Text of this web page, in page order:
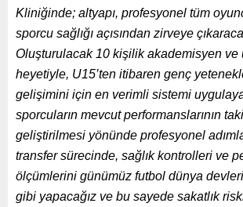
Kliniğinde; altyapı, profesyonel tüm
sporcu sağlığı açısından zirveye
Oluşturulacak 10 kişilik akademisyen ve
heyetiyle, U15’ten itibaren genç
gelişimini için en verimli sistemi
sporcuların mevcut performanslarının
geliştirilmesi yönünde profesyonel
transfer sürecinde, sağlık kontrolleri ve
ölçümlerini günümüz futbol dünya
gibi yapacağız ve bu sayede sakatlık